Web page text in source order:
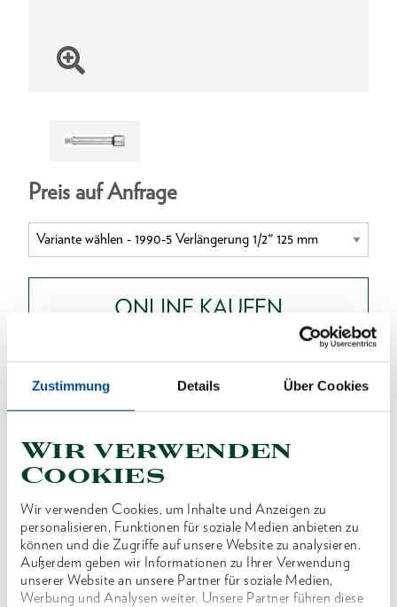
Zustimmung Details Über Cookies
Wir verwenden
Cookies
Wir verwenden Cookies, um Inhalte und Anzeigen zu
personalisieren, Funktionen für soziale Medien anbieten zu
können und die Zugriffe auf unsere Website zu analysieren.
Außerdem geben wir Informationen zu Ihrer Verwendung
unserer Website an unsere Partner für soziale Medien,
Werbung und Analysen weiter. Unsere Partner führen diese
Preis auf Anfrage
ONLINE KAUFEN
HÄNDLER FINDEN
Produktlinie EAN4010886614389
Produktbeschreibung
Ausführung nach DIN 3123, ISO 3316
Für handbetätigte Steckschlüsseleinsätze mit
Vierkantantrieb nach DIN 3120, ISO 1174, mit
Kugelarretierung